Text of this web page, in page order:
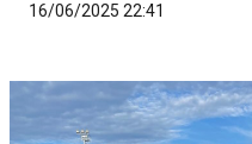
16/06/2025 22:41